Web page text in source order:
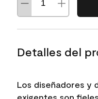
Detalles del
Los diseñadores y